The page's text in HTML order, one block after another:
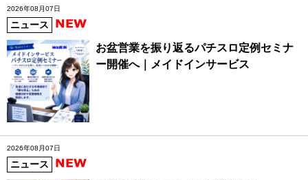
2026年08月07日
ニュース
お盆営業を振り返るパチスロ定例セミナ
ー開催へ｜メイドインサービス
2026年08月07日
ニュース